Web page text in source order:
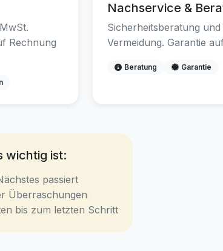
Rechnung
Nachservice &
Sicherheitsberatung
Vermeidung. Garantie
Beratung Garantie
wichtig ist:
passiert
Überraschungen
bis zum letzten Schritt